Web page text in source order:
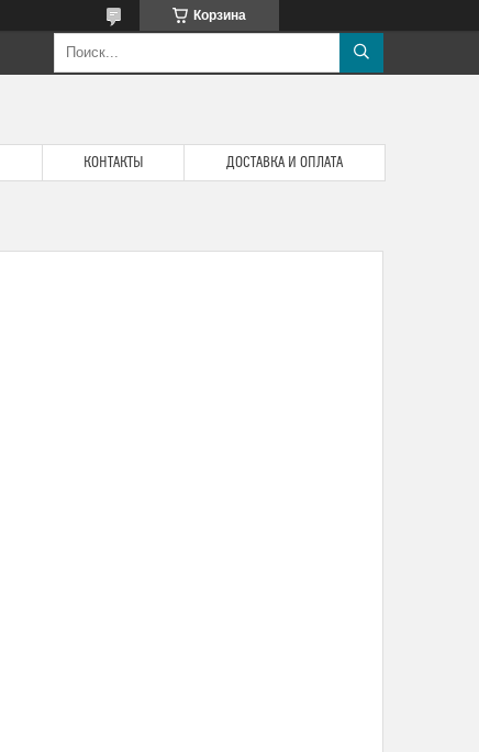
Корзина
КОНТАКТЫ ДОСТАВКА И ОПЛАТА